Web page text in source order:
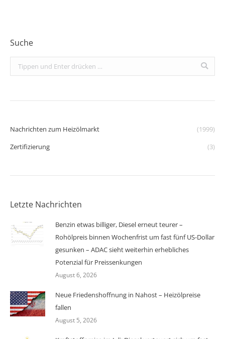
Suche
Search:
Nachrichten zum Heizölmarkt
(1999)
Zertifizierung
(3)
Letzte Nachrichten
Benzin etwas billiger, Diesel erneut teurer –
Rohölpreis binnen Wochenfrist um fast fünf US-Dollar
gesunken – ADAC sieht weiterhin erhebliches
Potenzial für Preissenkungen
August 6, 2026
Neue Friedenshoffnung in Nahost – Heizölpreise
fallen
August 5, 2026